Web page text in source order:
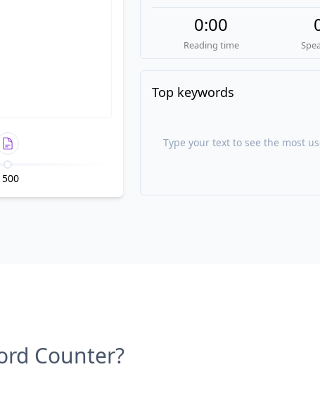
0:00
Reading time
Top keywords
Type your text to see the most
Counter?